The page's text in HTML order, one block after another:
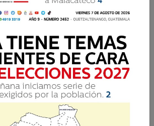
digital del
de mayo | #2378
12 Mayo 2026 19:01